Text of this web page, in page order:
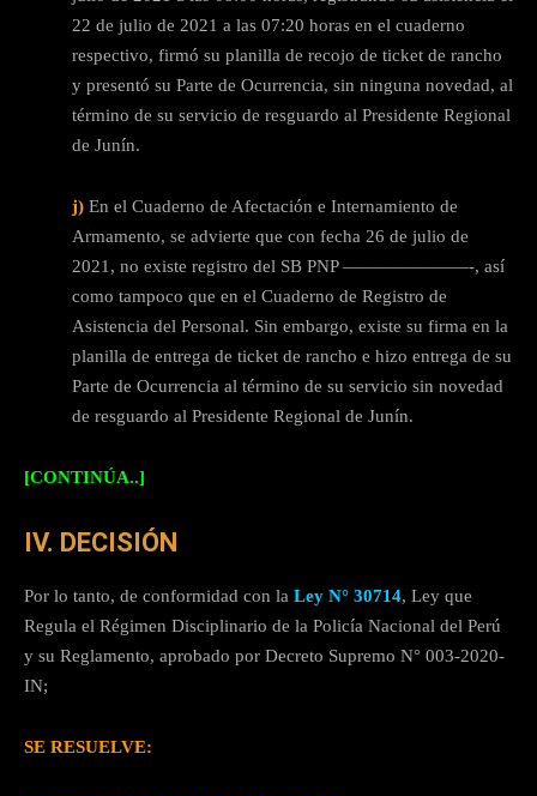
22 de julio de 2021 a las 07:20 horas en el cuaderno
respectivo, firmó su planilla de recojo de ticket de rancho
y presentó su Parte de Ocurrencia, sin ninguna novedad, al
término de su servicio de resguardo al Presidente Regional
de Junín.
j) En el Cuaderno de Afectación e Internamiento de
Armamento, se advierte que con fecha 26 de julio de
2021, no existe registro del SB PNP ———————-, así
como tampoco que en el Cuaderno de Registro de
Asistencia del Personal. Sin embargo, existe su firma en la
planilla de entrega de ticket de rancho e hizo entrega de su
Parte de Ocurrencia al término de su servicio sin novedad
de resguardo al Presidente Regional de Junín.
[CONTINÚA..]
IV. DECISIÓN
Por lo tanto, de conformidad con la Ley N° 30714, Ley que
Regula el Régimen Disciplinario de la Policía Nacional del Perú
y su Reglamento, aprobado por Decreto Supremo N° 003-2020-
IN;
SE RESUELVE: